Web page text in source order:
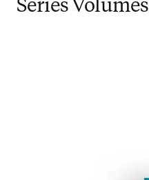
Series Volumes